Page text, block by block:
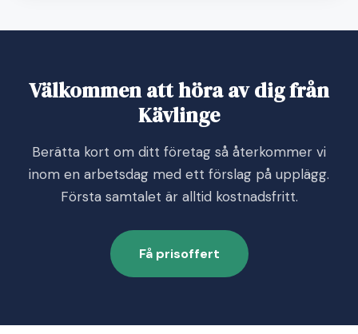
Välkommen att höra av dig från
Kävlinge
Berätta kort om ditt företag så återkommer vi
inom en arbetsdag med ett förslag på upplägg.
Första samtalet är alltid kostnadsfritt.
Få prisoffert